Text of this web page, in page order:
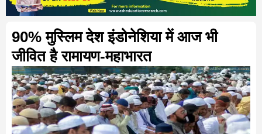
90% मुस्लिम देश इंडोनेशिया में आज भी
जीवित है रामायण-महाभारत